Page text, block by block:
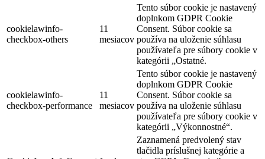
cookielawinfo-
checkbox-others
11
mesiacov
Tento súbor cookie je nastavený
doplnkom GDPR Cookie
Consent. Súbor cookie sa
používa na uloženie súhlasu
používateľa pre súbory cookie v
kategórii „Ostatné.
cookielawinfo-
checkbox-performance
11
mesiacov
Tento súbor cookie je nastavený
doplnkom GDPR Cookie
Consent. Súbor cookie sa
používa na uloženie súhlasu
používateľa pre súbory cookie v
kategórii „Výkonnostné“.
Zaznamená predvolený stav
tlačidla príslušnej kategórie a